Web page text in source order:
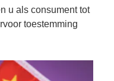
u als consument tot
toestemming